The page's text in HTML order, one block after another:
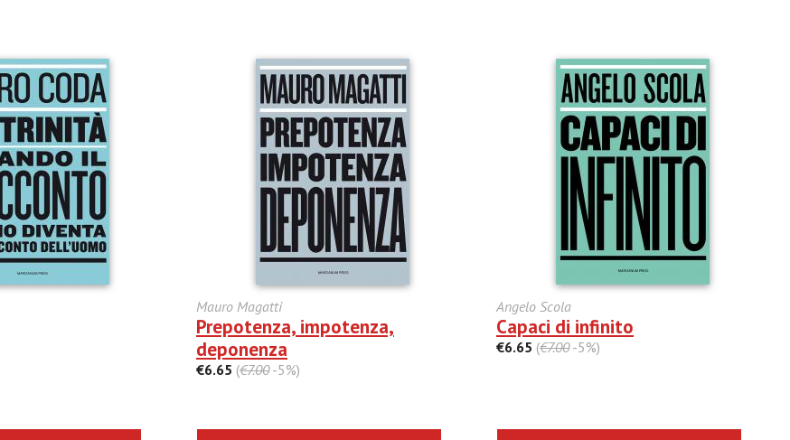
Mauro Magatti
Prepotenza, impotenza,
deponenza
€6.65 (€7.00-5%)
Angelo Scola
Capaci di infinito
€6.65 (€7.00-5%)